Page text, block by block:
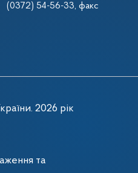
(0372) 54-56-33, факс
2026 рік
та